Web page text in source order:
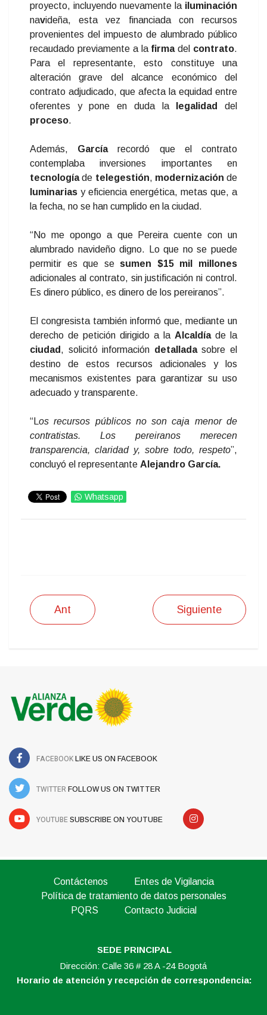
proyecto, incluyendo nuevamente la iluminación
navideña, esta vez financiada con recursos
provenientes del impuesto de alumbrado público
recaudado previamente a la firmadel contrato.
Para el representante, esto constituye una
alteración grave del alcance económico del
contrato adjudicado, que afecta la equidad entre
oferentes y pone en duda la
legalidad
del
proceso.
Además, Garcíarecordó que el contrato
contemplaba inversiones importantes en
tecnologíade telegestión, modernización de
luminarias y eficiencia energética, metas que, a
la fecha, no se han cumplido en la ciudad.
“No me opongo a que Pereira cuente con un
alumbrado navideño digno. Lo que no se puede
permitir es que sesumen $15 mil millones
adicionales al contrato, sin justificación ni control.
Es dinero público, es dinero de los pereiranos”.
El congresista también informó que, mediante un
derecho de petición dirigido a la Alcaldíade la
ciudad , solicitó información detalladasobre el
destino de estos recursos adicionales y los
mecanismos existentes para garantizar su uso
adecuado y transparente.
“L os recursos públicos no son caja menor de
contratistas. Los pereiranos merecen
transparencia, claridad y, sobre todo, respeto”,
concluyó el representante Alejandro García.
Whatsapp
Ant Siguiente
FACEBOOK LIKE US ON FACEBOOK
TWITTER FOLLOW US ON TWITTER
YOUTUBE SUBSCRIBE ON YOUTUBE
Contáctenos
Entes de Vigilancia
Política de tratamiento de datos personales
PQRS
Contacto Judicial
SEDE PRINCIPAL
Dirección: Calle 36 # 28 A -24 Bogotá
Horario de atención y recepción de correspondencia: